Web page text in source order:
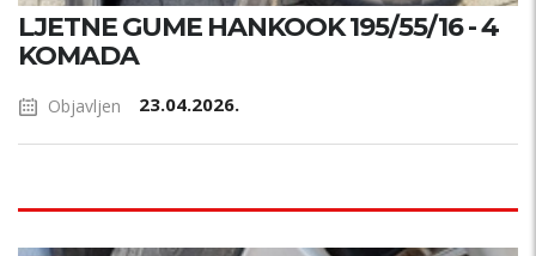
LJETNE GUME HANKOOK 195/55/16 - 4
KOMADA
Objavljen 23.04.2026.